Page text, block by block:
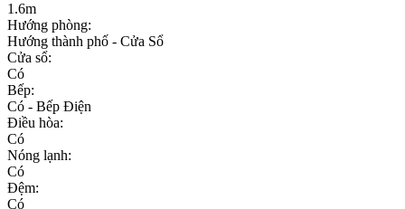
1.6m
Hướng phòng:
Hướng thành phố - Cửa Sổ
Cửa sổ:
Có
Bếp:
Có - Bếp Điện
Điều hòa:
Có
Nóng lạnh:
Có
Đệm:
Có